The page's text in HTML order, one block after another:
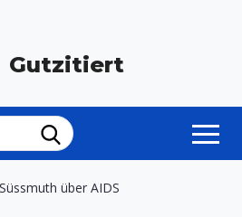
Gutzitiert
über AIDS